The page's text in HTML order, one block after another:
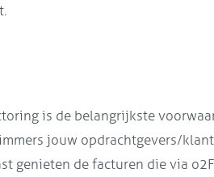
is de belangrijkste
jouw opdrachtgevers/
genieten de facturen die via